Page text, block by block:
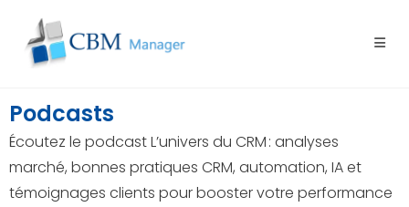
Podcasts
Écoutez le podcast L’univers du CRM : analyses
marché, bonnes pratiques CRM, automation, IA et
témoignages clients pour booster votre performance